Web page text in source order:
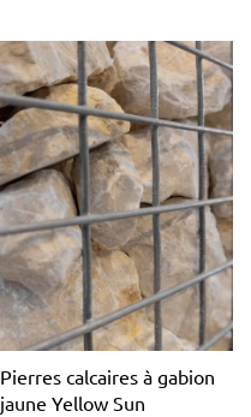
Pierres calcaires à gabion
jaune Yellow Sun